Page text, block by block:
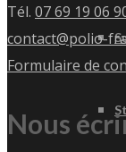
Tél. 07 69 19 06
contact@polio-
Formulaire de
Nous